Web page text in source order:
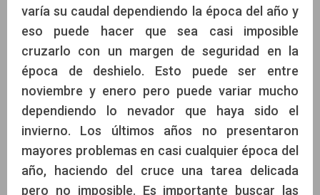
varía su caudal dependiendo la época del año y
eso puede hacer que sea casi imposible
cruzarlo con un margen de seguridad en la
época de deshielo. Esto puede ser entre
noviembre y enero pero puede variar mucho
dependiendo lo nevador que haya sido el
invierno. Los últimos años no presentaron
mayores problemas en casi cualquier época del
año, haciendo del cruce una tarea delicada
pero no imposible. Es importante buscar las